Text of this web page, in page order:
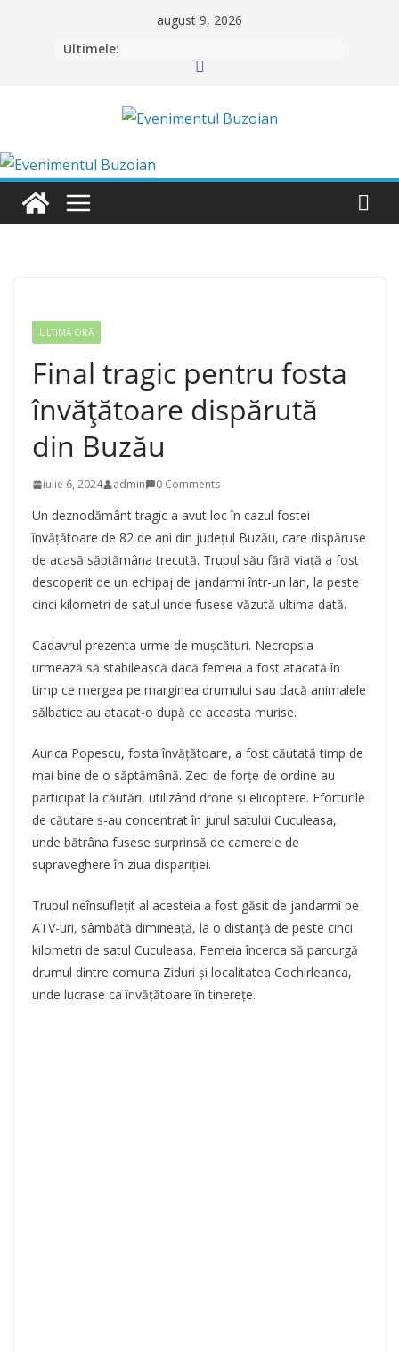
august 9, 2026
Ultimele:
ULTIMĂ ORĂ
Final tragic pentru fosta
învățătoare dispărută
din Buzău
iulie 6, 2024 admin 0 Comments
Un deznodământ tragic a avut loc în cazul fostei
învățătoare de 82 de ani din județul Buzău, care dispăruse
de acasă săptămâna trecută. Trupul său fără viață a fost
descoperit de un echipaj de jandarmi într-un lan, la peste
cinci kilometri de satul unde fusese văzută ultima dată.
Cadavrul prezenta urme de mușcături. Necropsia
urmează să stabilească dacă femeia a fost atacată în
timp ce mergea pe marginea drumului sau dacă animalele
sălbatice au atacat-o după ce aceasta murise.
Aurica Popescu, fosta învățătoare, a fost căutată timp de
mai bine de o săptămână. Zeci de forțe de ordine au
participat la căutări, utilizând drone și elicoptere. Eforturile
de căutare s-au concentrat în jurul satului Cuculeasa,
unde bătrâna fusese surprinsă de camerele de
supraveghere în ziua dispariției.
Trupul neînsuflețit al acesteia a fost găsit de jandarmi pe
ATV-uri, sâmbătă dimineață, la o distanță de peste cinci
kilometri de satul Cuculeasa. Femeia încerca să parcurgă
drumul dintre comuna Ziduri și localitatea Cochirleanca,
unde lucrase ca învățătoare în tinerețe.